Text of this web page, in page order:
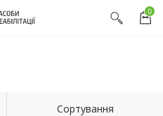
0
Сортування